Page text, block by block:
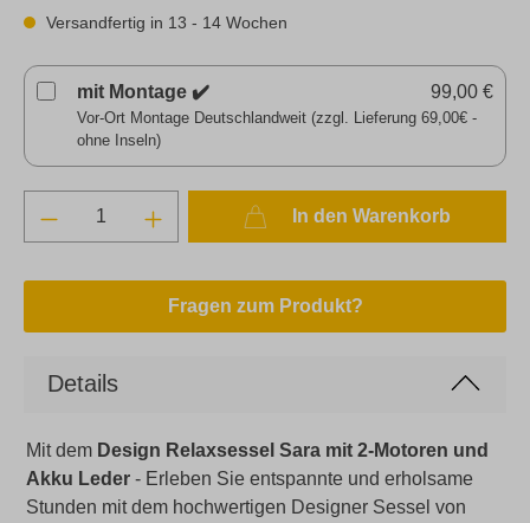
Versandfertig in 13 - 14 Wochen
mit Montage ✔️
Vor-Ort Montage Deutschlandweit (zzgl. Lieferung 69,00€ -
ohne Inseln)
99,00 €
In den Warenkorb
Fragen zum Produkt?
Details
Mit dem Design Relaxsessel Sara mit 2-Motoren und
Akku Leder - Erleben Sie entspannte und erholsame
Stunden mit dem hochwertigen Designer Sessel von